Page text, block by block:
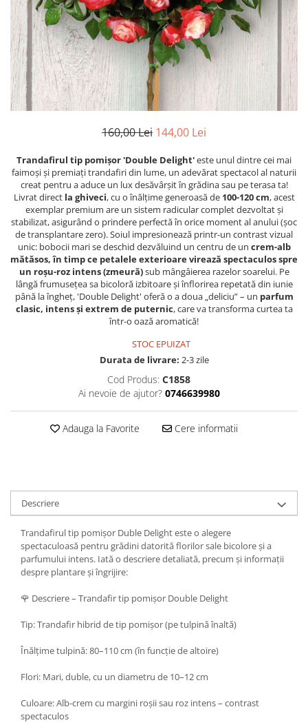
160,00 Lei 144,00 Lei
Trandafirul tip pomișor 'Double Delight'este unul dintre cei mai
faimoși și premiați trandafiri din lume, un adevărat spectacol al naturii
creat pentru a aduce un lux desăvârșit în grădina sau pe terasa ta!
Livrat direct la ghiveci, cu o înălțime generoasă de 100-120 cm, acest
exemplar premium are un sistem radicular complet dezvoltat și
stabilizat, asigurând o prindere perfectă în orice moment al anului (șoc
de transplantare zero). Soiul impresionează printr-un contrast vizual
unic: bobocii mari se deschid dezvăluind un centru de un crem-alb
mătăsos, în timp ce petalele exterioare virează spectaculos spre
un roșu-roz intens (zmeură)sub mângâierea razelor soarelui. Pe
lângă frumusețea sa bicoloră izbitoare și înflorirea repetată din iunie
până la îngheț, 'Double Delight' oferă o a doua „deliciu” – un parfum
clasic, intens și extrem de puternic, care va transforma curtea ta
într-o oază aromatică!
STOC EPUIZAT
Durata de livrare: 2-3 zile
Cod Produs: C1858
Ai nevoie de ajutor? 0746639980
Adauga la Favorite Cere informatii
Descriere
Trandafirul tip pomișor Duble Delight este o alegere
spectaculoasă pentru grădini datorită florilor sale bicolore și a
parfumului intens. Iată o descriere detaliată, precum și informații
despre plantare și îngrijire:
🌹 Descriere – Trandafir tip pomișor Double Delight
Tip: Trandafir hibrid de tip pomișor (pe tulpină înaltă)
Înălțime tulpină: 80–110 cm (în funcție de altoire)
Flori: Mari, duble, cu un diametru de 10–12 cm
Culoare: Alb-crem cu margini roșii sau roz intens – contrast
spectaculos